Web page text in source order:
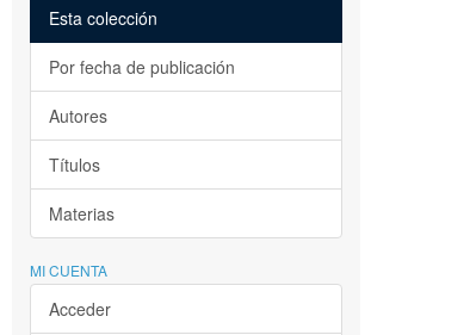
Esta colección
Por fecha de publicación
Autores
Títulos
Materias
MI CUENTA
Acceder